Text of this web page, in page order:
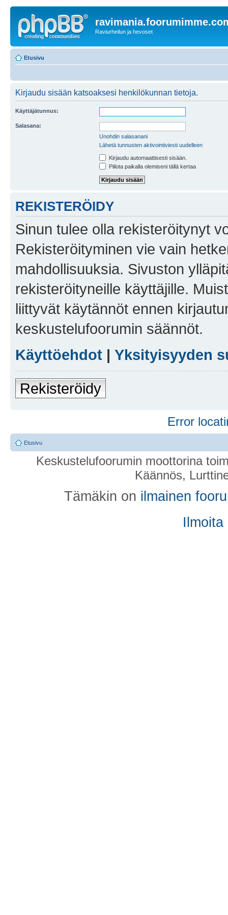
Raviurheilun ja hevoset
Etusivu
Kirjaudu sisään katsoaksesi henkilökunnan tietoja.
Käyttäjätunnus:
Salasana:
Unohdin salasanani
Lähetä tunnusten aktivointiviesti uudelleen
Kirjaudu automaattisesti sisään.
Piilota paikalla olemiseni tällä kertaa
REKISTERÖIDY
Sinun tulee olla rekisteröitynyt
Rekisteröityminen vie vain
mahdollisuuksia. Sivuston
rekisteröityneille käyttäjille.
liittyvät käytännöt ennen
keskustelufoorumin säännöt.
Käyttöehdot | Yksityisyyden
Rekisteröidy
Error
Etusivu
Keskustelufoorumin moottorina
Käännös,
Tämäkin on ilmainen